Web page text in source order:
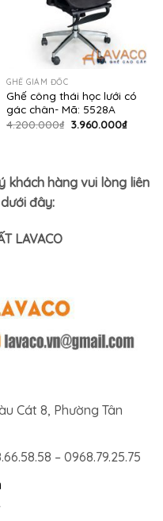
GHẾ GIÁM ĐỐC
Ghế công thái học lưới có
gác chân- Mã: 5528A
4.200.000₫ Giá
3.960.000₫Giá
khách hàng vui lòng liên
đây:
LAVACO
Cát 8, Phường Tân
– 0968.79.25.75